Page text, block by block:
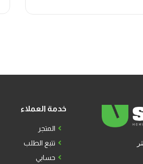
خدمة العملاء
المتجر
تتبع الطلب
حسابي